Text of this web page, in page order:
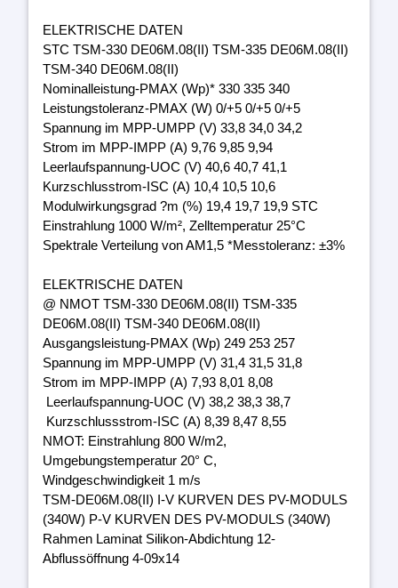
ELEKTRISCHE DATEN
STC TSM-330 DE06M.08(II) TSM-335 DE06M.08(II)
TSM-340 DE06M.08(II)
Nominalleistung-PMAX (Wp)* 330 335 340
Leistungstoleranz-PMAX (W) 0/+5 0/+5 0/+5
Spannung im MPP-UMPP (V) 33,8 34,0 34,2
Strom im MPP-IMPP (A) 9,76 9,85 9,94
Leerlaufspannung-UOC (V) 40,6 40,7 41,1
Kurzschlusstrom-ISC (A) 10,4 10,5 10,6
Modulwirkungsgrad ?m (%) 19,4 19,7 19,9 STC
Einstrahlung 1000 W/m², Zelltemperatur 25°C
Spektrale Verteilung von AM1,5 *Messtoleranz: ±3%
ELEKTRISCHE DATEN
@ NMOT TSM-330 DE06M.08(II) TSM-335
DE06M.08(II) TSM-340 DE06M.08(II)
Ausgangsleistung-PMAX (Wp) 249 253 257
Spannung im MPP-UMPP (V) 31,4 31,5 31,8
Strom im MPP-IMPP (A) 7,93 8,01 8,08
Leerlaufspannung-UOC (V) 38,2 38,3 38,7
Kurzschlussstrom-ISC (A) 8,39 8,47 8,55
NMOT: Einstrahlung 800 W/m2,
Umgebungstemperatur 20° C,
Windgeschwindigkeit 1 m/s
TSM-DE06M.08(II) I-V KURVEN DES PV-MODULS
(340W) P-V KURVEN DES PV-MODULS (340W)
Rahmen Laminat Silikon-Abdichtung 12-
Abflussöffnung 4-09x14